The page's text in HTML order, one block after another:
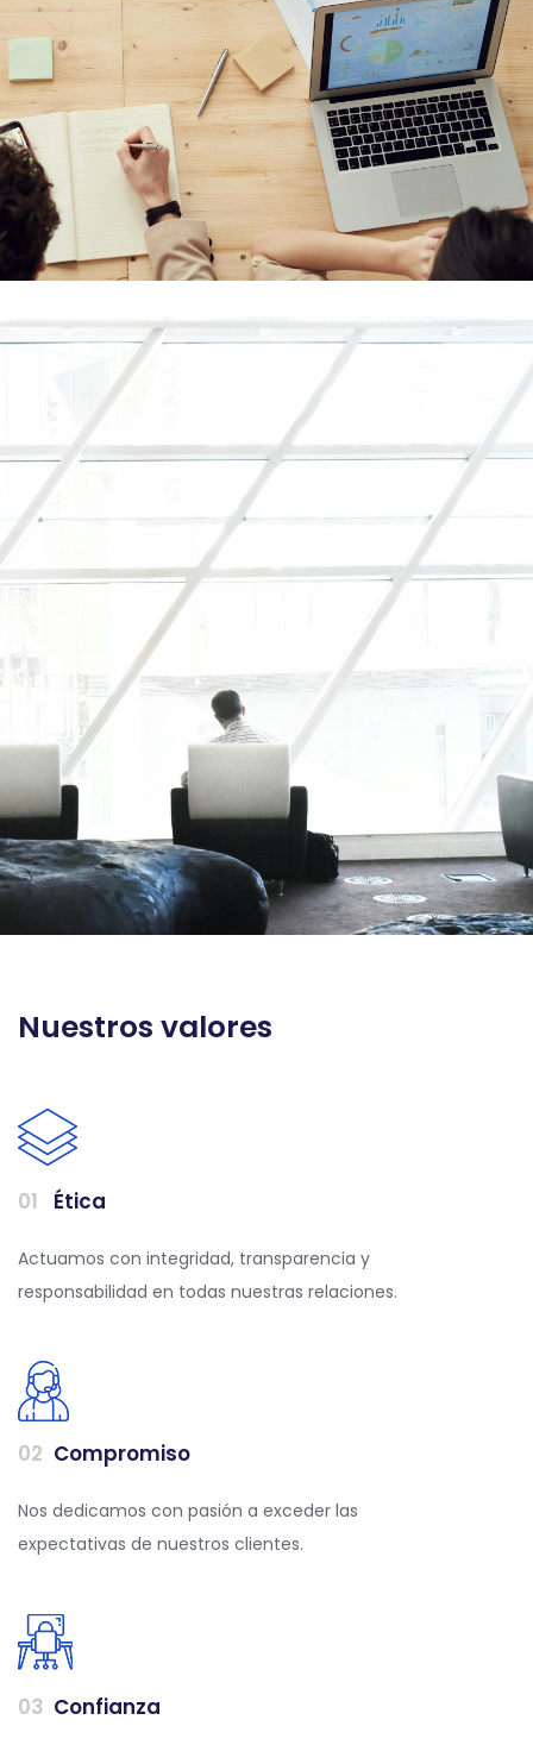
Nuestros valores
Ética
01
Actuamos con integridad, transparencia y
responsabilidad en todas nuestras relaciones.
Compromiso
02
Nos dedicamos con pasión a exceder las
expectativas de nuestros clientes.
Confianza
03